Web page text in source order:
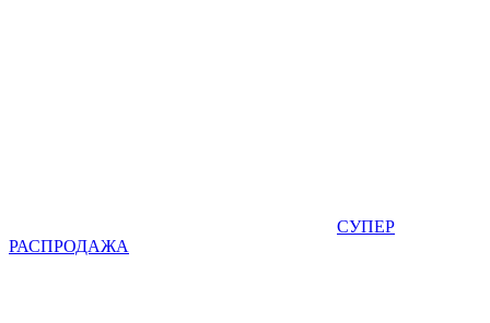
СУПЕР
РАСПРОДАЖА